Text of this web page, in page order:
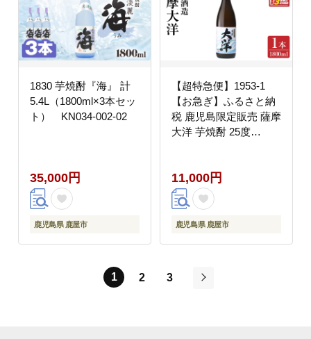
1830 芋焼酎『海』 計
5.4L（1800ml×3本セッ
ト） KN034-002-02
35,000円
鹿児島県 鹿屋市
【超特急便】1953-1
【お急ぎ】ふるさと納
税 鹿児島限定販売 薩摩
大洋 芋焼酎 25度
KN083-008
11,000円
鹿児島県 鹿屋市
1 2
3